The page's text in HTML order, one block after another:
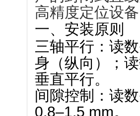
高精度定位设
一、安装原则
三轴平行 ：读
身（纵向）；
垂直平行。
间隙控制
：读
0.8–1.5 mm‌。